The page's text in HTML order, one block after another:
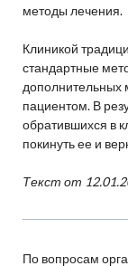
методы лечения.
Клиникой
стандартные
дополнительных
пациентом. В
обратившихся в
покинуть ее и
Текст от
По вопросам